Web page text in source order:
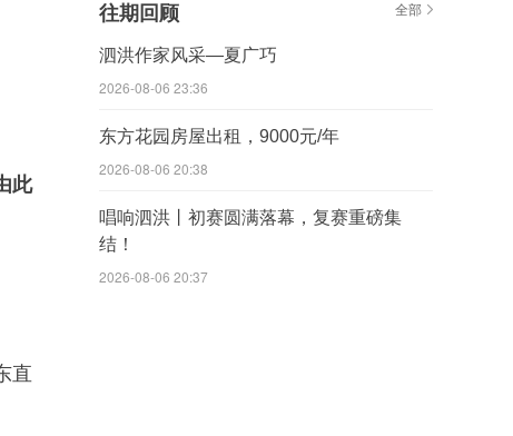
此
直
往期回顾 全部
泗洪作家风采—夏广巧
2026-08-06 23:36
东方花园房屋出租，9000元/年
2026-08-06 20:38
唱响泗洪丨初赛圆满落幕，复赛重磅集
结！
2026-08-06 20:37